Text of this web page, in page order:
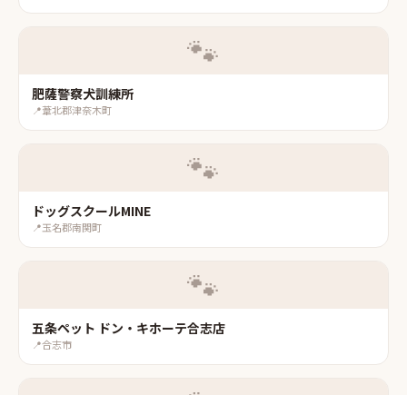
🐾
肥薩警察犬訓練所
📍葦北郡津奈木町
🐾
ドッグスクールMINE
📍玉名郡南関町
🐾
五条ペット ドン・キホーテ合志店
📍合志市